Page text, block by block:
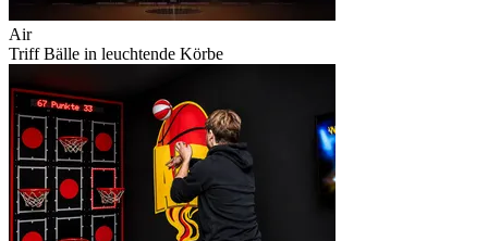
Air
Triff Bälle in leuchtende Körbe